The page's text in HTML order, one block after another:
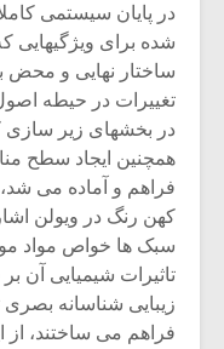
در پایان سیستمی
شده برای ویژگیهایی
ساختار نهایی و محض
تغییرات در حیطه
در بخشهای زیر سازی
همچنین ایجاد سطح
فراهم و آماده می شد،
کهن رنگ در ویولن
سبک ها خواص مواد
تاثیرات شیمیایی آن
زیبایی شناسانه بصری
فراهم می ساختند، از
متن
شیش و
اگر
بدنام